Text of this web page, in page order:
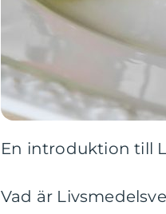
En introduktion till
Vad är